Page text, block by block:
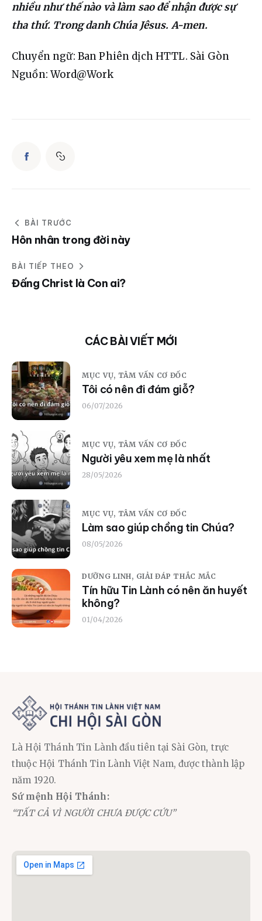
nhiều như thế nào và làm sao để nhận được sự
tha thứ. Trong danh Chúa Jêsus. A-men.
Chuyển ngữ: Ban Phiên dịch HTTL. Sài Gòn
Nguồn: Word@Work
BÀI TRƯỚC
Hôn nhân trong đời này
BÀI TIẾP THEO
Đấng Christ là Con ai?
CÁC BÀI VIẾT MỚI
MỤC VỤ, TÂM VẤN CƠ ĐỐC
Tôi có nên đi đám giỗ?
06/07/2026
MỤC VỤ, TÂM VẤN CƠ ĐỐC
Người yêu xem mẹ là nhất
28/05/2026
MỤC VỤ, TÂM VẤN CƠ ĐỐC
Làm sao giúp chồng tin Chúa?
08/05/2026
DƯỠNG LINH, GIẢI ĐÁP THẮC MẮC
Tín hữu Tin Lành có nên ăn huyết
không?
01/04/2026
Là Hội Thánh Tin Lành đầu tiên tại Sài Gòn, trực
thuộc Hội Thánh Tin Lành Việt Nam, được thành lập
năm 1920.
Sứ mệnh Hội Thánh:
“TẤT CẢ VÌ NGƯỜI CHƯA ĐƯỢC CỨU”